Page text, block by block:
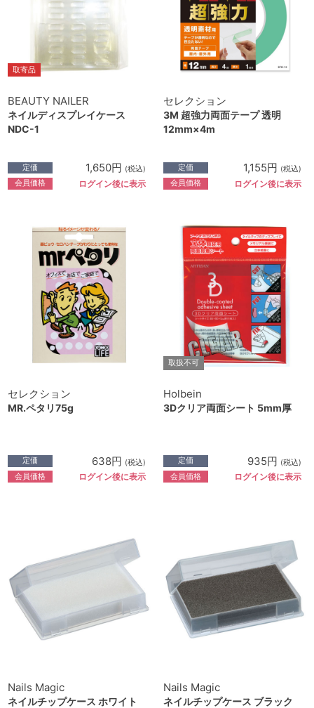
取寄品
BEAUTY NAILER
ネイルディスプレイケース
NDC-1
定価 1,650円 (税込)
会員価格 ログイン後に表示
セレクション
3M 超強力両面テープ 透明
12mm×4m
定価 1,155円 (税込)
会員価格 ログイン後に表示
セレクション
MR.ペタリ75g
定価 638円 (税込)
会員価格 ログイン後に表示
取扱不可
Holbein
3Dクリア両面シート 5mm厚
定価 935円 (税込)
会員価格 ログイン後に表示
Nails Magic
ネイルチップケース ホワイト
Nails Magic
ネイルチップケース ブラック